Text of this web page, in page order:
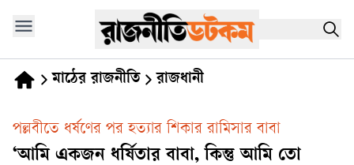
মাঠের রাজনীতি রাজধানী
পল্লবীতে ধর্ষণের পর হত্যার শিকার রামিসার বাবা
‘আমি একজন ধর্ষিতার বাবা, কিন্তু আমি তো